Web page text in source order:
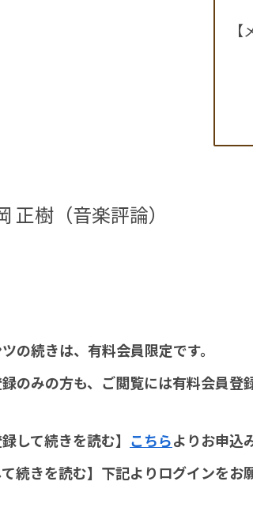
正樹（音楽評論）
の続きは、有料会員限定です。
のみの方も、ご閲覧には有料会員登
して続きを読む】 こちらよりお申込
て続きを読む】下記よりログインをお